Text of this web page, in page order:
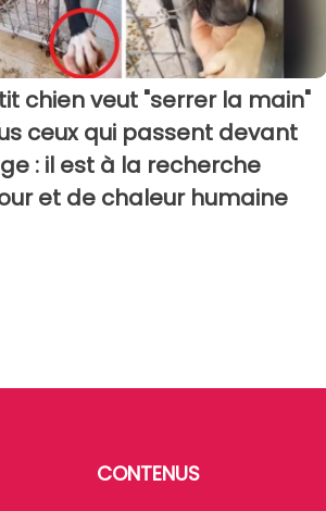
chien veut "serrer la main"
ceux qui passent devant
: il est à la recherche
et de chaleur humaine
CONTENUS